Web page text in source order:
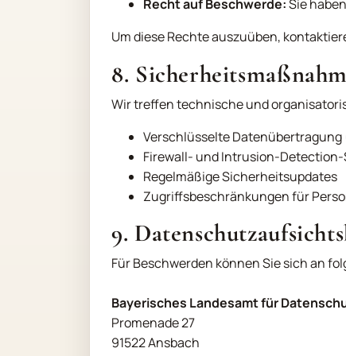
Recht auf Beschwerde:Sie
Um diese Rechte auszuüben,
8.
Wir treffen technische und
Verschlüsselte Datenübertragung
Firewall- und Intrusion-
Regelmäßige Sicherheitsupdates
Zugriffsbeschränkungen für
9.
Für Beschwerden können Sie sich an
Bayerisches Landesamt für
Promenade 27
91522 Ansbach